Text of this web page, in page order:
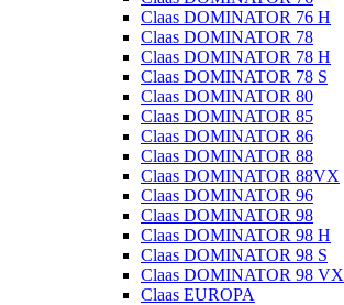
Claas DOMINATOR 76 H
Claas DOMINATOR 78
Claas DOMINATOR 78 H
Claas DOMINATOR 78 S
Claas DOMINATOR 80
Claas DOMINATOR 85
Claas DOMINATOR 86
Claas DOMINATOR 88
Claas DOMINATOR 88VX
Claas DOMINATOR 96
Claas DOMINATOR 98
Claas DOMINATOR 98 H
Claas DOMINATOR 98 S
Claas DOMINATOR 98 VX
Claas EUROPA